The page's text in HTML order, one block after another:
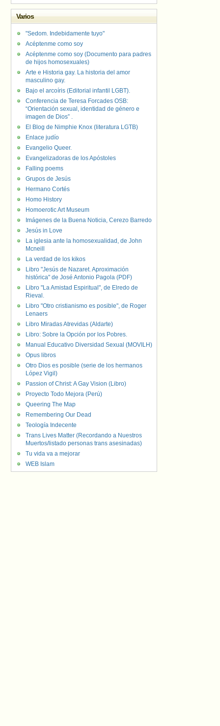
Varios
"Sedom. Indebidamente tuyo"
Acéptenme como soy
Acéptenme como soy (Documento para padres
de hijos homosexuales)
Arte e Historia gay. La historia del amor
masculino gay.
Bajo el arcoíris (Editorial infantil LGBT).
Conferencia de Teresa Forcades OSB:
“Orientación sexual, identidad de género e
imagen de Dios” .
El Blog de Nimphie Knox (literatura LGTB)
Enlace judío
Evangelio Queer.
Evangelizadoras de los Apóstoles
Falling poems
Grupos de Jesús
Hermano Cortés
Homo History
Homoerotic Art Museum
Imágenes de la Buena Noticia, Cerezo Barredo
Jesús in Love
La iglesia ante la homosexualidad, de John
Mcneill
La verdad de los kikos
Libro "Jesús de Nazaret. Aproximación
histórica" de José Antonio Pagola (PDF)
Libro "La Amistad Espiritual", de Elredo de
Rieval.
Libro "Otro cristianismo es posible", de Roger
Lenaers
Libro Miradas Atrevidas (Aldarte)
Libro: Sobre la Opción por los Pobres.
Manual Educativo Diversidad Sexual (MOVILH)
Opus libros
Otro Dios es posible (serie de los hermanos
López Vigil)
Passion of Christ: A Gay Vision (Libro)
Proyecto Todo Mejora (Perú)
Queering The Map
Remembering Our Dead
Teología Indecente
Trans Lives Matter (Recordando a Nuestros
Muertos/listado personas trans asesinadas)
Tu vida va a mejorar
WEB Islam